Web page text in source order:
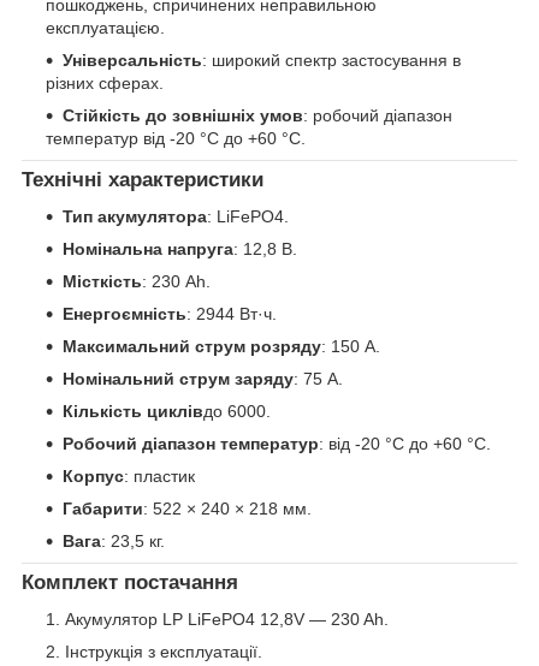
пошкоджень, спричинених неправильною
експлуатацією.
Універсальність: широкий спектр застосування в
різних сферах.
Стійкість до зовнішніх умов: робочий діапазон
температур від -20 °C до +60 °C.
Технічні характеристики
Тип акумулятора: LiFePO4.
Номінальна напруга: 12,8 В.
Місткість: 230 Ah.
Енергоємність: 2944 Вт·ч.
Максимальний струм розряду: 150 А.
Номінальний струм заряду: 75 А.
Кількість циклівдо 6000.
Робочий діапазон температур: від -20 °C до +60 °C.
Корпус: пластик
Габарити: 522 × 240 × 218 мм.
Вага: 23,5 кг.
Комплект постачання
Акумулятор LP LiFePO4 12,8V — 230 Ah.
Інструкція з експлуатації.